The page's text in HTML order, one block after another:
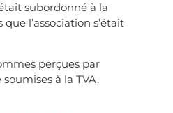
subordonné à la
l’association s’était
perçues par
à la TVA.